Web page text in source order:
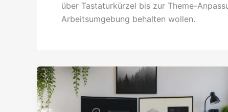
über Tastaturkürzel bis zur Theme-
Arbeitsumgebung behalten wollen.